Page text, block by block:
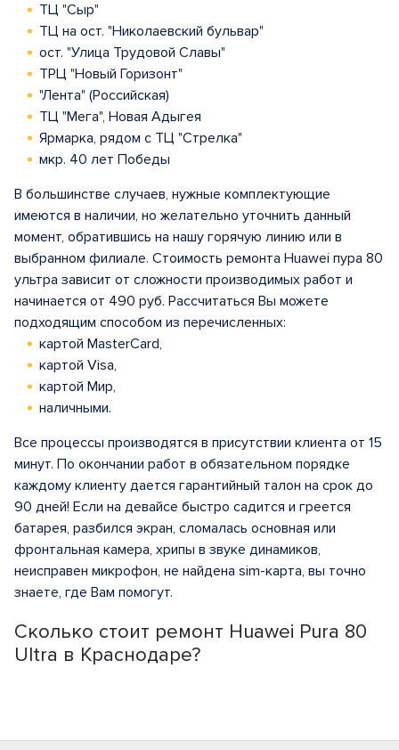
Сколько стоит ремонт Huawei Pura 80
Ultra в Краснодаре?
ТЦ "Сыр"
ТЦ на ост. "Николаевский бульвар"
ост. "Улица Трудовой Славы"
ТРЦ "Новый Горизонт"
"Лента" (Российская)
ТЦ "Мега", Новая Адыгея
Ярмарка, рядом с ТЦ "Стрелка"
мкр. 40 лет Победы
В большинстве случаев, нужные комплектующие
имеются в наличии, но желательно уточнить данный
момент, обратившись на нашу горячую линию или в
выбранном филиале. Стоимость ремонта Huawei пура 80
ультра зависит от сложности производимых работ и
начинается от 490 руб. Рассчитаться Вы можете
подходящим способом из перечисленных:
картой MasterCard,
картой Visa,
картой Мир,
наличными.
Все процессы производятся в присутствии клиента от 15
минут. По окончании работ в обязательном порядке
каждому клиенту дается гарантийный талон на срок до
90 дней! Если на девайсе быстро садится и греется
батарея, разбился экран, сломалась основная или
фронтальная камера, хрипы в звуке динамиков,
неисправен микрофон, не найдена sim-карта, вы точно
знаете, где Вам помогут.